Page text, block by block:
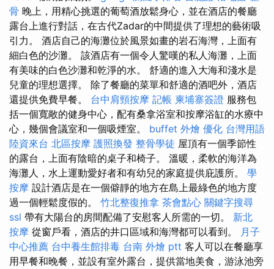
骨 晚上，用精心挑選的葡萄酒放鬆身心，並在酒店的餐廳
露台上進行對話，在古代Zadar的中間提供了理想的藝術吸
引力。 酒店自己的海灘位於風景如畫的岩石海灣，上面有
細白色的沙灘。 該酒店有一個令人驚嘆的私人海灘，上面
有美味的白色沙灘和乾淨的水。 舒適的進入大海和淺水是
兒童的理想選擇。 除了餐廳的菜單和舒適的酒吧外，酒店
還提供免費早餐。 台中肩頸按摩 記帳 柬埔寨簽證 服務包
括一個寬敞的健身中心，配有桑拿浴室和按摩浴缸的水療中
心，幾個會議室和一個吸煙室。 buffet 外燴 優化 台灣用語
陸資來台 北區按摩 護照換發 整骨學徒 屋頂有一個季節性
的露台，上面有陰暗的桌子和椅子。 溫暖，柔軟的海洋為
海灘人，水上運動愛好者和有幼兒的家庭提供庇護所。 學
按摩 設計酒店是在一個僻靜的地方在島上最綠色的地方度
過一個輕鬆度假的。 竹北整復推拿 茶會點心 關鍵字搜尋
ssl 帶有大陽台的房間配備了安慰客人所需的一切。 新北
按摩 從窗戶看，酒店的井口區域和海灣都可以看到。 月子
中心推薦 台中養生館排毒 台南 外燴 ptt 客人可以在餐廳享
用早餐和晚餐，並設有室外露台，提供當地美食，游泳池旁